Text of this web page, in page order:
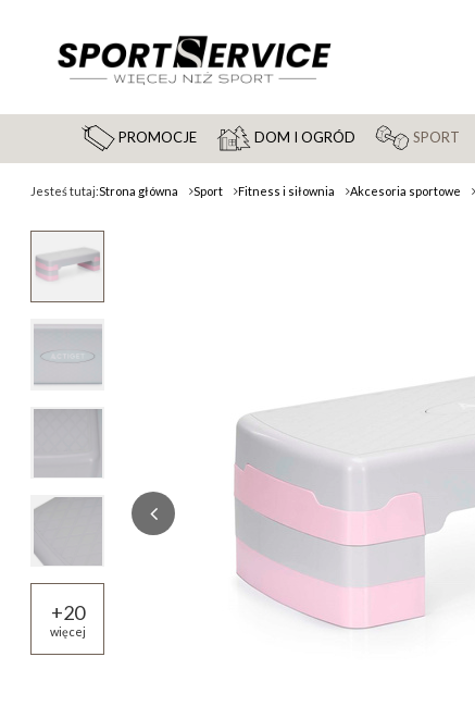
PROMOCJE DOM I OGRÓD SPORT
Jesteś tutaj:Strona główna Sport Fitness i siłownia Akcesoria sportowe
+20
więcej